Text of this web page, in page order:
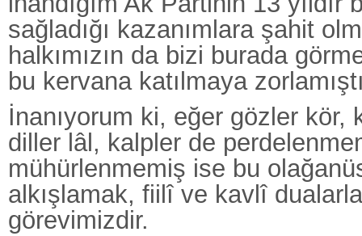
sağladığı kazanımlara şahit
halkımızın da bizi burada
bu kervana katılmaya
İnanıyorum ki, eğer gözler kör,
diller lâl, kalpler de
mühürlenmemiş ise bu
alkışlamak, fiilî ve kavlî
görevimizdir.